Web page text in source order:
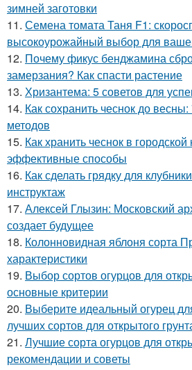
зимней заготовки
11. Семена томата Таня F1:
высокоурожайный выбор для
12. Почему фикус бенджамина
замерзания? Как спасти растение
13. Хризантема: 5 советов для
14. Как сохранить чеснок до
методов
15. Как хранить чеснок в
эффективные способы
16. Как сделать грядку для
инструктаж
17. Алексей Глызин: Московский
создает будущее
18. Колонновидная яблоня сорта
характеристики
19. Выбор сортов огурцов для
основные критерии
20. Выберите идеальный огурец
лучших сортов для открытого
21. Лучшие сорта огурцов для
рекомендации и советы